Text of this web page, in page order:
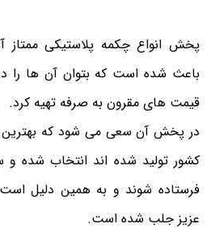
پخش انواع چکمه پلاستیکی
باعث شده است که بتوان آن ها را
قیمت های مقرون به صرفه تهیه کرد.
در پخش آن سعی می شود که
کشور تولید شده اند انتخاب شده و
فرستاده شوند و به همین دلیل
عزیز جلب شده است.